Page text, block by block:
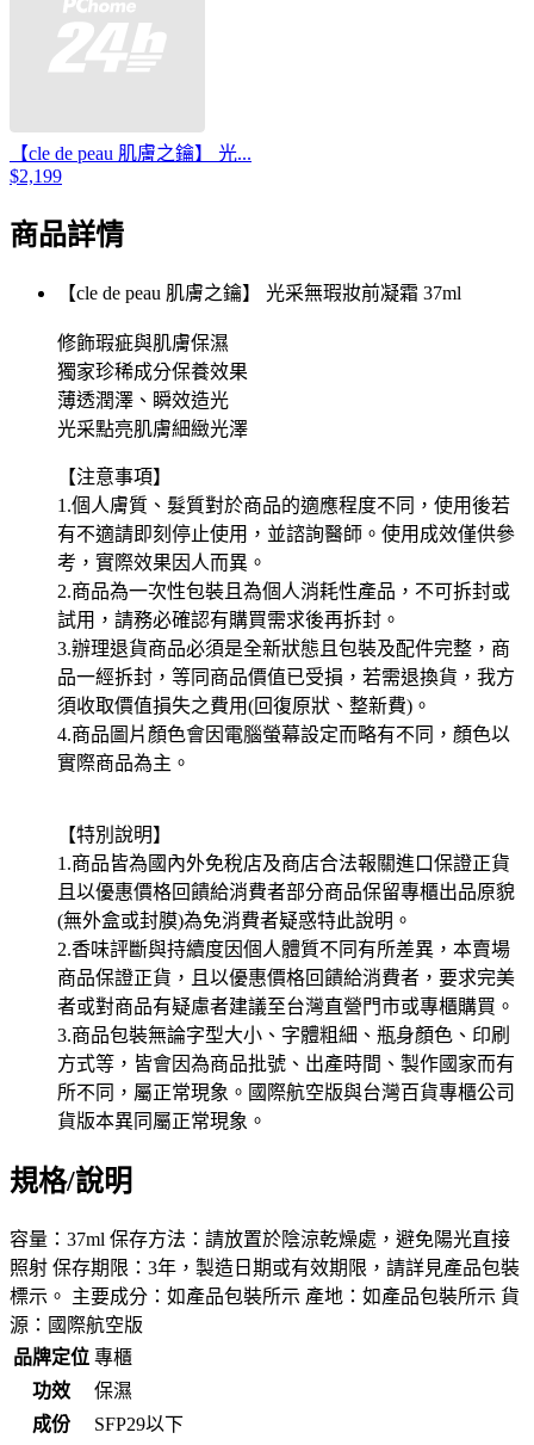
【cle de peau 肌膚之鑰】 光...
$2,199
商品詳情
【cle de peau 肌膚之鑰】 光采無瑕妝前凝霜 37ml
修飾瑕疵與肌膚保濕
獨家珍稀成分保養效果
薄透潤澤、瞬效造光
光采點亮肌膚細緻光澤
【注意事項】
1.個人膚質、髮質對於商品的適應程度不同，使用後若
有不適請即刻停止使用，並諮詢醫師。使用成效僅供參
考，實際效果因人而異。
2.商品為一次性包裝且為個人消耗性產品，不可拆封或
試用，請務必確認有購買需求後再拆封。
3.辦理退貨商品必須是全新狀態且包裝及配件完整，商
品一經拆封，等同商品價值已受損，若需退換貨，我方
須收取價值損失之費用(回復原狀、整新費)。
4.商品圖片顏色會因電腦螢幕設定而略有不同，顏色以
實際商品為主。
【特別說明】
1.商品皆為國內外免稅店及商店合法報關進口保證正貨
且以優惠價格回饋給消費者部分商品保留專櫃出品原貌
(無外盒或封膜)為免消費者疑惑特此說明。
2.香味評斷與持續度因個人體質不同有所差異，本賣場
商品保證正貨，且以優惠價格回饋給消費者，要求完美
者或對商品有疑慮者建議至台灣直營門市或專櫃購買。
3.商品包裝無論字型大小、字體粗細、瓶身顏色、印刷
方式等，皆會因為商品批號、出產時間、製作國家而有
所不同，屬正常現象。國際航空版與台灣百貨專櫃公司
貨版本異同屬正常現象。
規格/說明
容量：37ml 保存方法：請放置於陰涼乾燥處，避免陽光直接
照射 保存期限：3年，製造日期或有效期限，請詳見產品包裝
標示。 主要成分：如產品包裝所示 產地：如產品包裝所示 貨
源：國際航空版
品牌定位 專櫃
功效
保濕
成份
SFP29以下